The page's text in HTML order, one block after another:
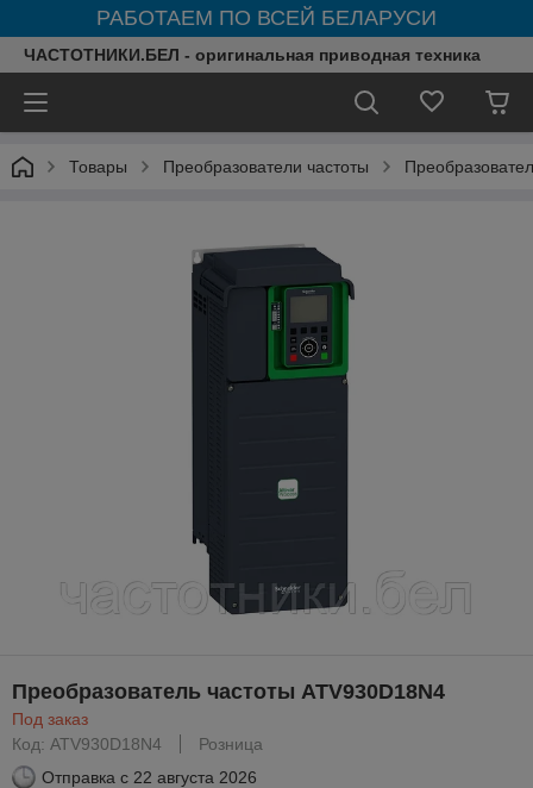
РАБОТАЕМ ПО ВСЕЙ БЕЛАРУСИ
ЧАСТОТНИКИ.БЕЛ - оригинальная приводная техника
Товары Преобразователи частоты
Преобразователь частоты ATV930D18N4
Под заказ
Код: ATV930D18N4
Розница
Отправка с 22 августа 2026